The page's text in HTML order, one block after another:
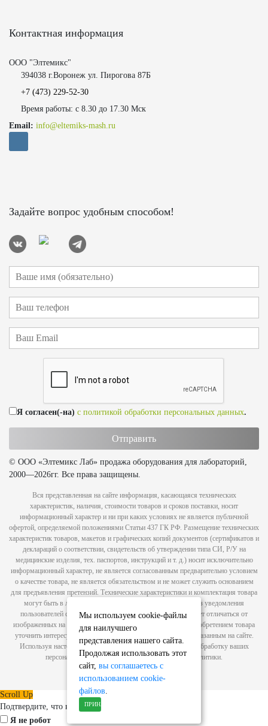
Контактная информация
ООО "Элтемикс"
394038 г.Воронеж ул. Пирогова 87Б
+7 (473) 229-52-30
Время работы: с 8.30 до 17.30 Мск
Email: info@eltemiks-mash.ru
Задайте вопрос удобным способом!
Я согласен(-на) с политикой обработки персональных данных.
© ООО «Элтемикс Лаб» продажа оборудования для лабораторий,
2000—2026гг. Все права защищены.
Вся представленная на сайте информация, касающаяся технических
характеристик, наличия, стоимости товаров и сроков поставки, носит
информационный характер и ни при каких условиях не является публичной
офертой, определяемой положениями Статьи 437 ГК РФ. Размещение технических
характеристик товаров, макетов и графических копий документов (сертификатов и
деклараций о соответствии, свидетельств об утверждении типа СИ, Р/У на
медицинские изделия, тех. паспортов, инструкций и т. д.) носит исключительно
информационный характер, не является согласованным предварительно условием
о качестве товара, не является обязательством и не может служить основанием
для предъявления претензий. Технические характеристики и комплектация товара
могут быть в любой момент изменены производителем без уведомления
пользователей сайта, внешний вид товаров и упаковки может отличаться от
изображенных на сайте, в связи с чем рекомендуем перед приобретением товара
уточнить интересующие Вас характеристики по контактам, указанным на сайте.
Используя настоящий сайт, вы предоставляете согласие на обработку ваших
персональных данных с помощью сервисов веб-аналитики.
Политика конфиденциальности
Scroll Up
Мы используем cookie-файлы
для наилучшего
представления нашего сайта.
Продолжая использовать этот
сайт, вы соглашаетесь с
использованием cookie-
файлов
ПРИНЯТЬ
Подтвердите, что вы не робот
Я не робот